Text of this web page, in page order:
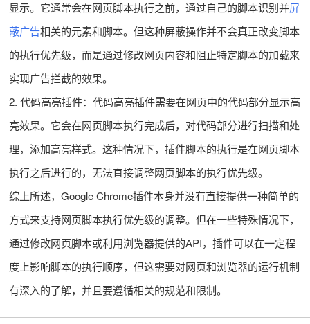
显示。它通常会在网页脚本执行之前，通过自己的脚本识别并屏
蔽广告相关的元素和脚本。但这种屏蔽操作并不会真正改变脚本
的执行优先级，而是通过修改网页内容和阻止特定脚本的加载来
实现广告拦截的效果。
2. 代码高亮插件：代码高亮插件需要在网页中的代码部分显示高
亮效果。它会在网页脚本执行完成后，对代码部分进行扫描和处
理，添加高亮样式。这种情况下，插件脚本的执行是在网页脚本
执行之后进行的，无法直接调整网页脚本的执行优先级。
综上所述，Google Chrome插件本身并没有直接提供一种简单的
方式来支持网页脚本执行优先级的调整。但在一些特殊情况下，
通过修改网页脚本或利用浏览器提供的API，插件可以在一定程
度上影响脚本的执行顺序，但这需要对网页和浏览器的运行机制
有深入的了解，并且要遵循相关的规范和限制。